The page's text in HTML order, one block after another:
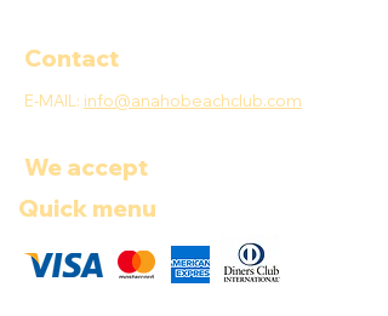
Contact
E-MAIL: info@anahobeachclub.com
We accept
Quick menu